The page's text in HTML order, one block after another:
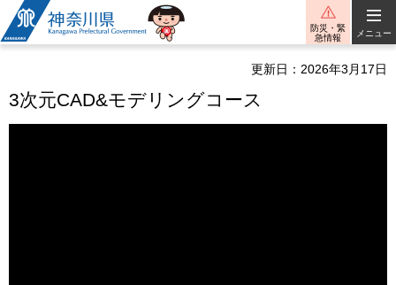
神奈川県
防災・緊
急情報
メニュー
更新日：2026年3月17日
3次元CAD&モデリングコース